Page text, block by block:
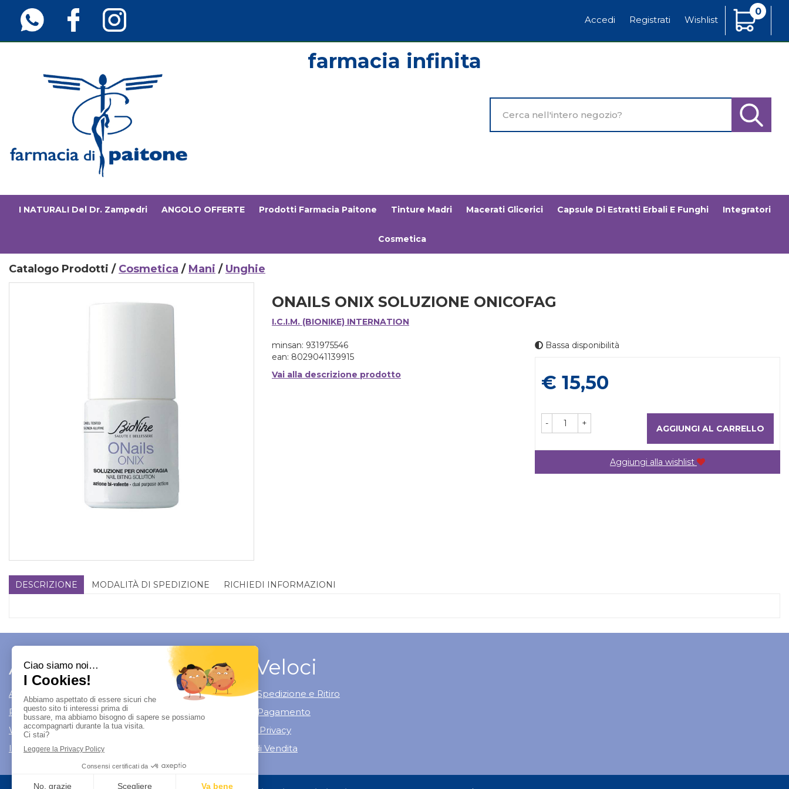
contenuto
principale
Accedi Registrati Wishlist
0
Articoli
Inseriti
Farmaciainfinita.it
Prodotto
Cerca
I NATURALI Del Dr. Zampedri ANGOLO OFFERTE Prodotti Farmacia Paitone Tinture Madri Macerati Glicerici Capsule Di Estratti Erbali E Funghi Integratori
Cosmetica
Catalogo Prodotti / Cosmetica / Mani / Unghie
ONAILS ONIX SOLUZIONE ONICOFAG
I.C.I.M. (BIONIKE) INTERNATION
minsan: 931975546
ean: 8029041139915
Vai alla descrizione prodotto
Bassa disponibilità
Prezzo
€ 15,50
- + AGGIUNGI AL CARRELLO
Aggiungi alla wishlist
DESCRIZIONE MODALITÀ DI SPEDIZIONE RICHIEDI INFORMAZIONI
Area Utente
Area utente
Registrati
Wishlist
Iscrizione alla Newsletter
Link Veloci
Modalità di Spedizione e Ritiro
Modalità di Pagamento
Informativa Privacy
Condizioni di Vendita